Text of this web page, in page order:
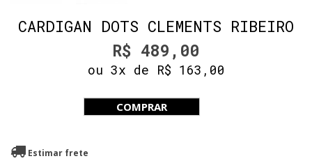
CARDIGAN DOTS CLEMENTS RIBEIRO
R$ 489,00
ou 3x de R$ 163,00
COMPRAR
Estimar frete